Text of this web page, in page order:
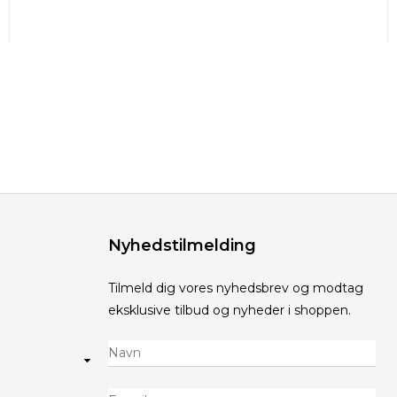
Nyhedstilmelding
Tilmeld dig vores nyhedsbrev og modtag
eksklusive tilbud og nyheder i shoppen.